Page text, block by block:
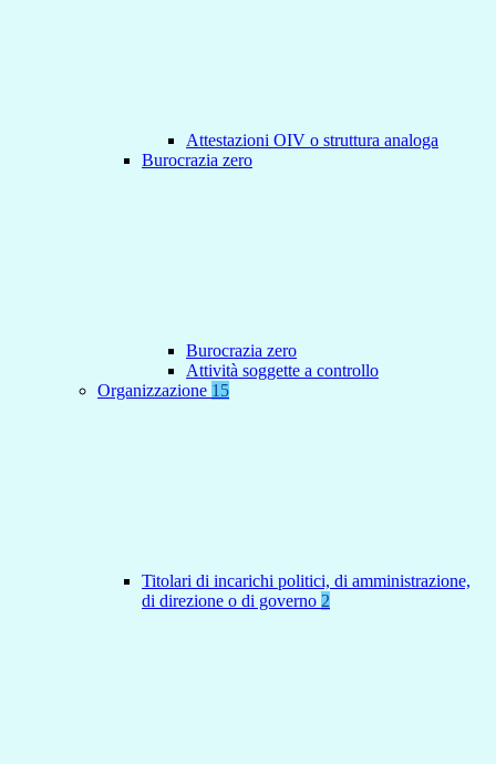
Attestazioni OIV o struttura analoga
Burocrazia zero
Burocrazia zero
Attività soggette a controllo
Organizzazione 15
Titolari di incarichi politici, di amministrazione,
di direzione o di governo 2